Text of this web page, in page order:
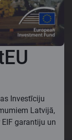
Investīciju
Latvijā,
garantiju un